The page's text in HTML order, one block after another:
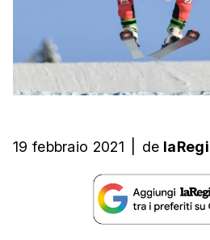
19 febbraio 2021 de